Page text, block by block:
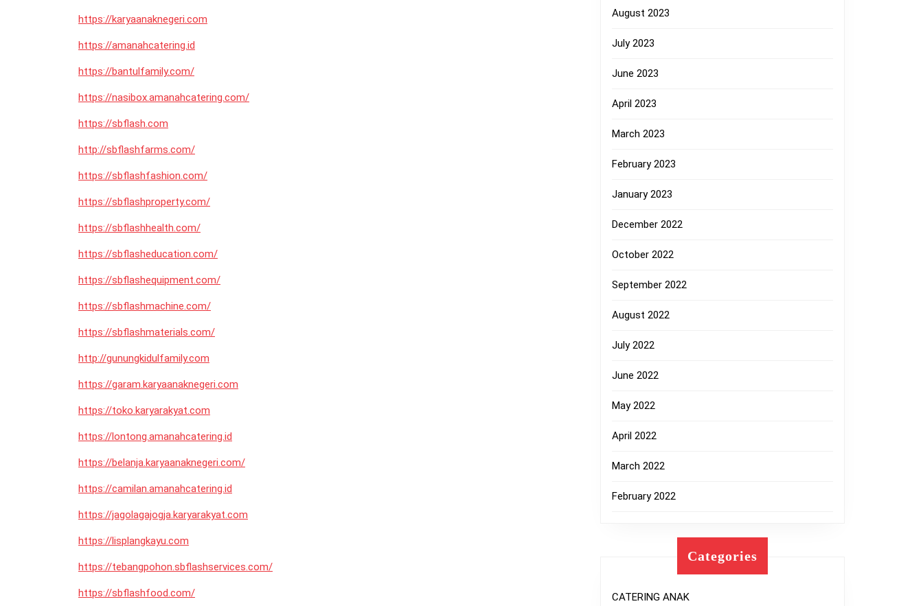
https://karyaanaknegeri.com
https://amanahcatering.id
https://bantulfamily.com/
https://nasibox.amanahcatering.com/
https://sbflash.com
http://sbflashfarms.com/
https://sbflashfashion.com/
https://sbflashproperty.com/
https://sbflashhealth.com/
https://sbflasheducation.com/
https://sbflashequipment.com/
https://sbflashmachine.com/
https://sbflashmaterials.com/
http://gunungkidulfamily.com
https://garam.karyaanaknegeri.com
https://toko.karyarakyat.com
https://lontong.amanahcatering.id
https://belanja.karyaanaknegeri.com/
https://camilan.amanahcatering.id
https://jagolagajogja.karyarakyat.com
https://lisplangkayu.com
https://tebangpohon.sbflashservices.com/
https://sbflashfood.com/
August 2023
July 2023
June 2023
April 2023
March 2023
February 2023
January 2023
December 2022
October 2022
September 2022
August 2022
July 2022
June 2022
May 2022
April 2022
March 2022
February 2022
Categories
CATERING ANAK